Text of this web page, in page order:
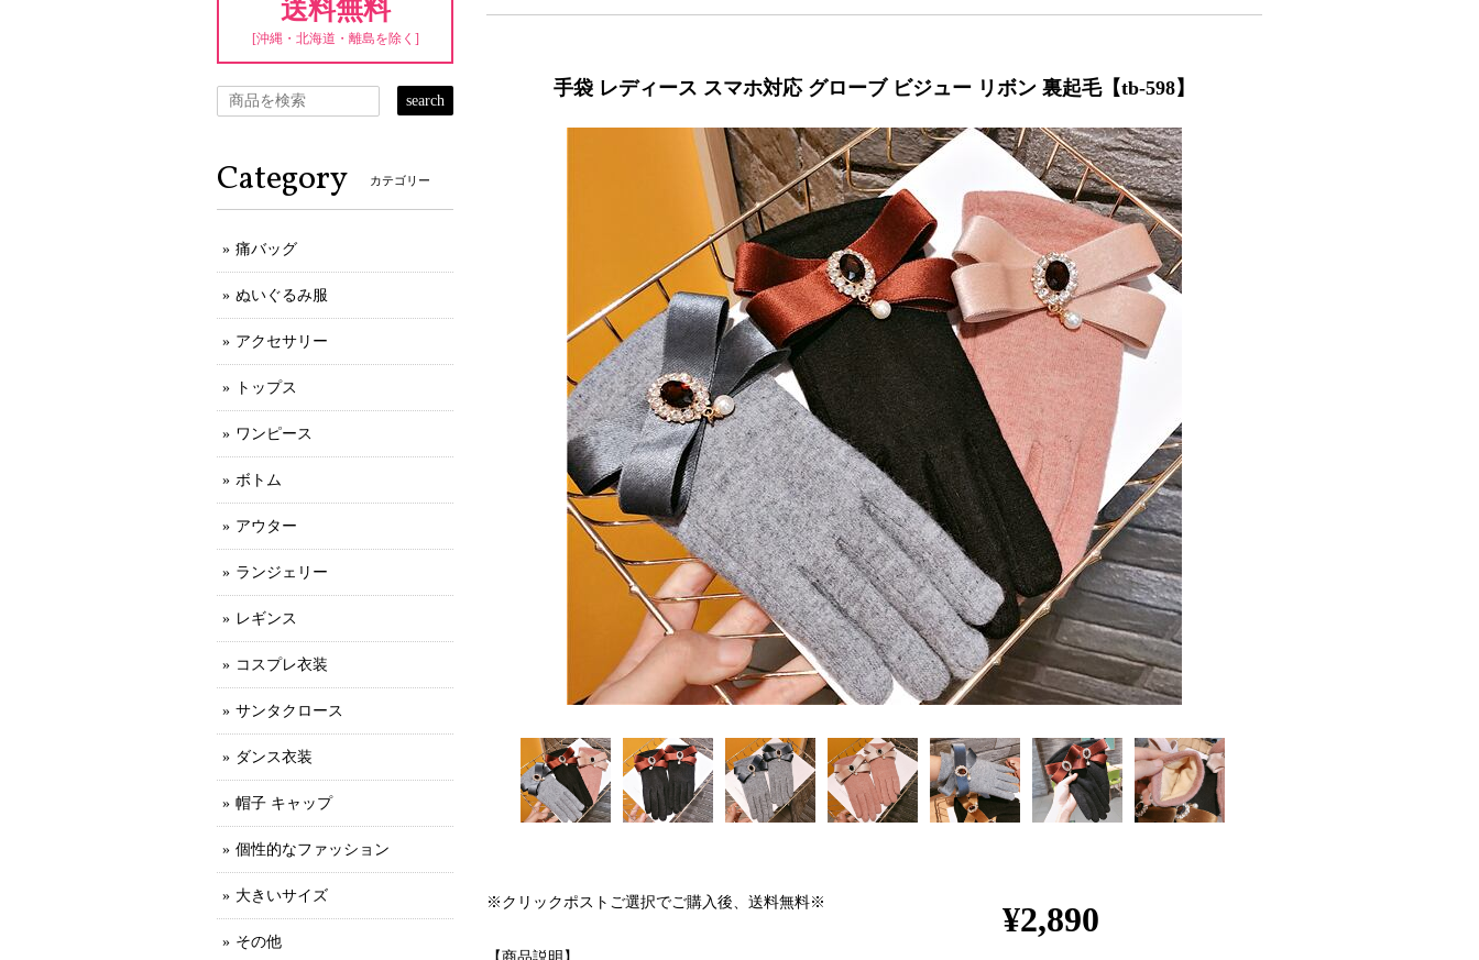
手袋 レディース スマホ対応 グローブ ビジュー リボン 裏起毛【tb-598】
※クリックポストご選択でご購入後、送料無料※ ¥2,890
送料無料
[沖縄・北海道・離島を除く]
search
Category カテゴリー
痛バッグ
ぬいぐるみ服
アクセサリー
トップス
ワンピース
ボトム
アウター
ランジェリー
レギンス
コスプレ衣装
サンタクロース
ダンス衣装
帽子 キャップ
個性的なファッション
大きいサイズ
その他